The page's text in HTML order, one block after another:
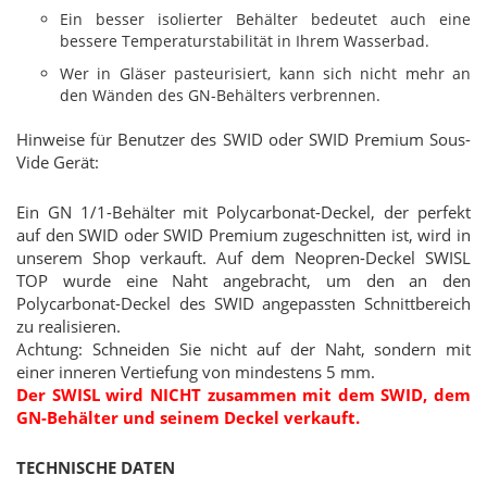
Ein besser isolierter Behälter bedeutet auch eine
bessere Temperaturstabilität in Ihrem Wasserbad.
Wer in Gläser pasteurisiert, kann sich nicht mehr an
den Wänden des GN-Behälters verbrennen.
Hinweise für Benutzer des SWID oder SWID Premium Sous-
Vide Gerät:
Ein GN 1/1-Behälter mit Polycarbonat-Deckel, der perfekt
auf den SWID oder SWID Premium zugeschnitten ist, wird in
unserem Shop verkauft. Auf dem Neopren-Deckel SWISL
TOP wurde eine Naht angebracht, um den an den
Polycarbonat-Deckel des SWID angepassten Schnittbereich
zu realisieren.
Achtung: Schneiden Sie nicht auf der Naht, sondern mit
einer inneren Vertiefung von mindestens 5 mm.
Der SWISL wird NICHT zusammen mit dem SWID, dem
GN-Behälter und seinem Deckel verkauft.
TECHNISCHE DATEN